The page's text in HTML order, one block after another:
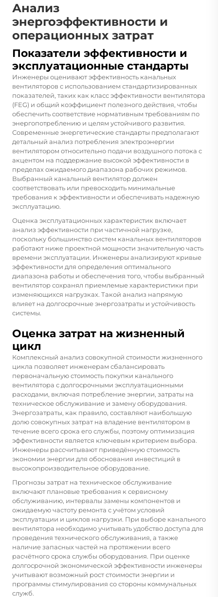
Анализ
энергоэффективности и
операционных затрат
Показатели эффективности и
эксплуатационные стандарты
Инженеры оценивают эффективность канальных
вентиляторов с использованием стандартизированных
показателей, таких как класс эффективности вентилятора
(FEG) и общий коэффициент полезного действия, чтобы
обеспечить соответствие нормативным требованиям по
энергопотреблению и целям устойчивого развития.
Современные энергетические стандарты предполагают
детальный анализ потребления электроэнергии
вентилятором относительно подачи воздушного потока с
акцентом на поддержание высокой эффективности в
пределах ожидаемого диапазона рабочих режимов.
Выбранный канальный вентилятор должен
соответствовать или превосходить минимальные
требования к эффективности и обеспечивать надежную
эксплуатацию.
Оценка эксплуатационных характеристик включает
анализ эффективности при частичной нагрузке,
поскольку большинство систем канальных вентиляторов
работают ниже проектной мощности значительную часть
времени эксплуатации. Инженеры анализируют кривые
эффективности для определения оптимального
диапазона работы и обеспечения того, чтобы выбранный
вентилятор сохранял приемлемые характеристики при
изменяющихся нагрузках. Такой анализ напрямую
влияет на долгосрочные энергозатраты и устойчивость
системы.
Оценка затрат на жизненный
цикл
Комплексный анализ совокупной стоимости жизненного
цикла позволяет инженерам сбалансировать
первоначальную стоимость покупки канального
вентилятора с долгосрочными эксплуатационными
расходами, включая потребление энергии, затраты на
техническое обслуживание и замену оборудования.
Энергозатраты, как правило, составляют наибольшую
долю совокупных затрат на владение вентилятором в
течение всего срока его службы, поэтому оптимизация
эффективности является ключевым критерием выбора.
Инженеры рассчитывают приведённую стоимость
экономии энергии для обоснования инвестиций в
высокопроизводительное оборудование.
Прогнозы затрат на техническое обслуживание
включают плановые требования к сервисному
обслуживанию, интервалы замены компонентов и
ожидаемую частоту ремонта с учётом условий
эксплуатации и циклов нагрузки. При выборе канального
вентилятора необходимо учитывать удобство доступа для
проведения технического обслуживания, а также
наличие запасных частей на протяжении всего
расчётного срока службы оборудования. При оценке
долгосрочной экономической эффективности инженеры
учитывают возможный рост стоимости энергии и
программы стимулирования со стороны коммунальных
служб.